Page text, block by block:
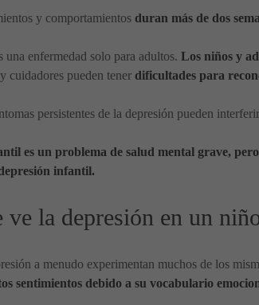
y comportamientos duran más de dos
una enfermedad solo para adultos. Los niños y
cuidadores pueden tener dificultades para
persistentes de la depresión pueden
es un problema de salud mental grave,
infantil.
ve la depresión en un
a menudo experimentan muchos de los
sentimientos debido a su vocabulario